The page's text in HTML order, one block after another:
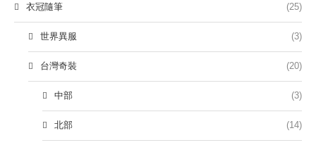
衣冠隨筆 (25)
世界異服 (3)
台灣奇裝 (20)
中部 (3)
北部 (14)